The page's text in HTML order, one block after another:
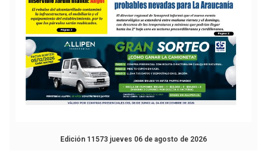
Edición 11573 jueves 06 de agosto de 2026